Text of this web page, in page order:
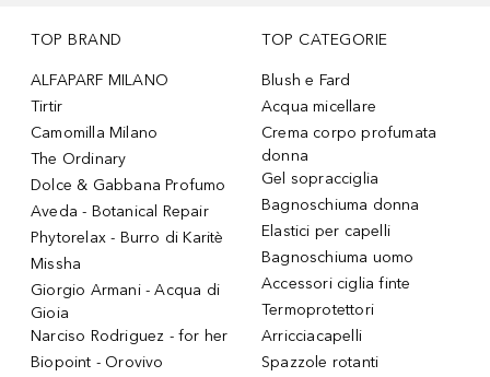
TOP BRAND
ALFAPARF MILANO
Tirtir
Camomilla Milano
The Ordinary
Dolce & Gabbana Profumo
Aveda - Botanical Repair
Phytorelax - Burro di Karitè
Missha
Giorgio Armani - Acqua di
Gioia
Narciso Rodriguez - for her
Biopoint - Orovivo
TOP CATEGORIE
Blush e Fard
Acqua micellare
Crema corpo profumata
donna
Gel sopracciglia
Bagnoschiuma donna
Elastici per capelli
Bagnoschiuma uomo
Accessori ciglia finte
Termoprotettori
Arricciacapelli
Spazzole rotanti